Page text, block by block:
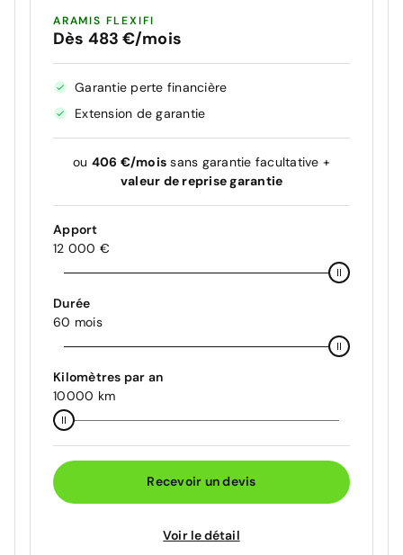
ARAMIS FLEXIFI
Dès 483 €/mois
Garantie perte financière
Extension de garantie
ou 406 €/mois sans garantie facultative +
valeur de reprise garantie
Apport
12 000 €
Durée
60 mois
Kilomètres par an
10000 km
Recevoir un devis
Voir le détail